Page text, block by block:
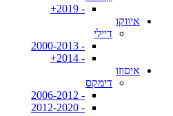
- 2019+
איווקו
דיילי
- 2000-2013
- 2014+
איסוזו
דימקס
- 2006-2012
- 2012-2020